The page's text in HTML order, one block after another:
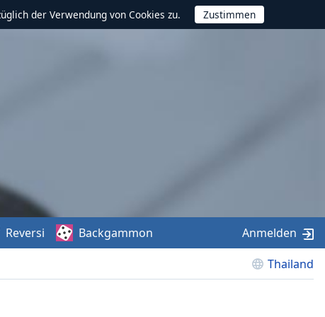
der Verwendung von Cookies zu.
Thailand
Reversi Backgammon Anmelden